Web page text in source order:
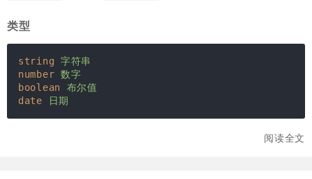
类型
string
字符串
number 数字
boolean
布尔值
date
日期
阅读全文